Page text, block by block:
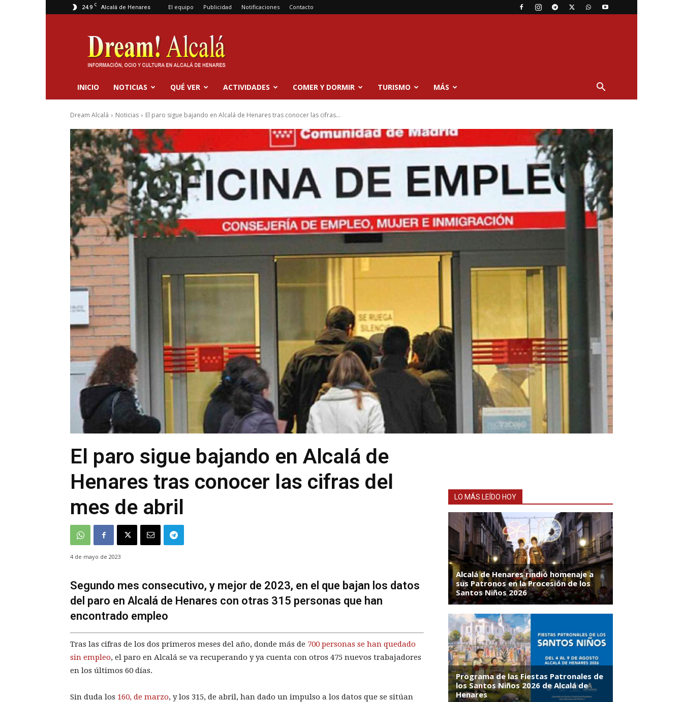
24.9 C Alcalá de Henares El equipo Publicidad Notificaciones Contacto
Dream
Alcalá
INICIO NOTICIAS QUÉ VER ACTIVIDADES COMER Y DORMIR TURISMO MÁS
Dream Alcalá Noticias El paro sigue bajando en Alcalá de Henares tras conocer las cifras...
El paro sigue bajando en Alcalá de
Henares tras conocer las cifras del
mes de abril
4 de mayo de 2023
Segundo mes consecutivo, y mejor de 2023, en el que bajan los datos
del paro en Alcalá de Henares con otras 315 personas que han
encontrado empleo
Tras las cifras de los dos primeros meses del año, donde más de 700 personas se han quedado
sin empleo, el paro en Alcalá se va recuperando y ya cuenta con otros 475 nuevos trabajadores
en los últimos 60 días.
Sin duda los 160, de marzo, y los 315, de abril, han dado un impulso a los datos que se sitúan
LO MÁS LEÍDO HOY